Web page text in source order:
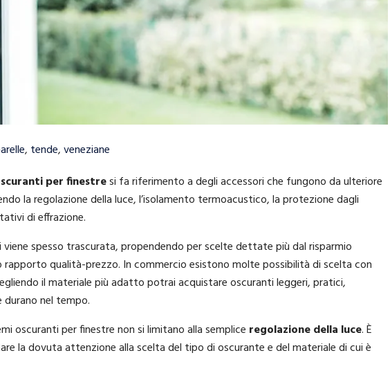
, tende,veneziane
per finestresi fa riferimento a degli accessori che fungono da ulteriore
la regolazione della luce, l’isolamento termoacustico, la protezione dagli
di effrazione.
viene spesso trascurata, propendendo per scelte dettate più dal risparmio
rapporto qualità-prezzo. In commercio esistono molte possibilità di scelta con
il materiale più adatto potrai acquistare oscuranti leggeri, pratici,
nel tempo.
oscuranti per finestre non si limitano alla semplice regolazione della luce. È
la dovuta attenzione alla scelta del tipo di oscurante e del materiale di cui è